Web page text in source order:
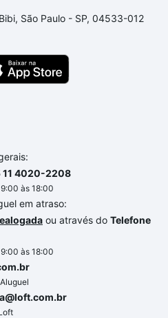
dos custos envolvidos no
em nosso portal quanto
dos seus sonhos com
com você até as
São Paulo - SP, 04533-012
11 4020-2208
às 18:00
em atraso:
ou através do Telefone
às 18:00